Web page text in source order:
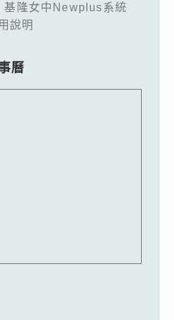
基隆女中Newplus系統
說明
曆